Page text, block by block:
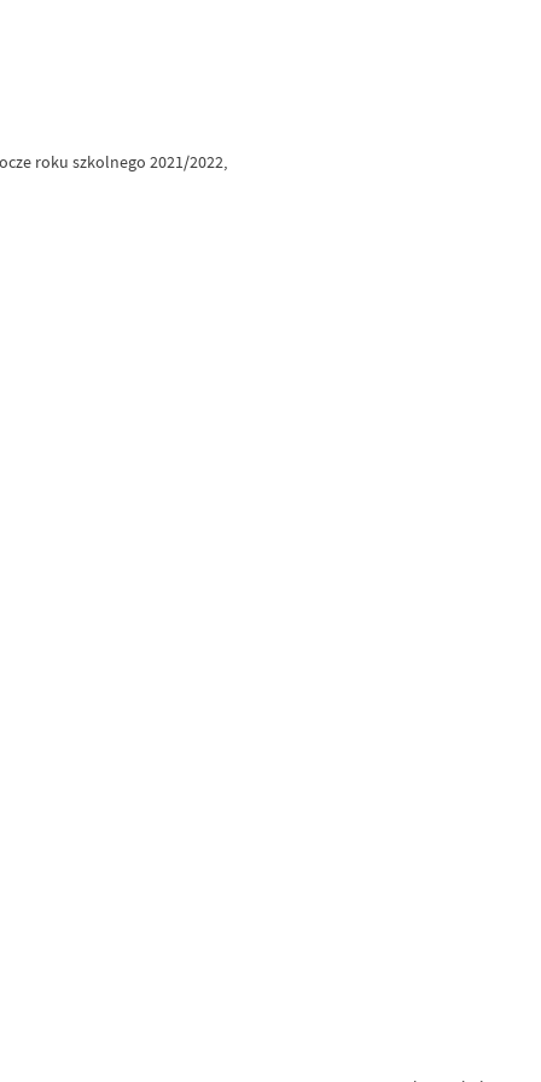
roku szkolnego 2021/2022,